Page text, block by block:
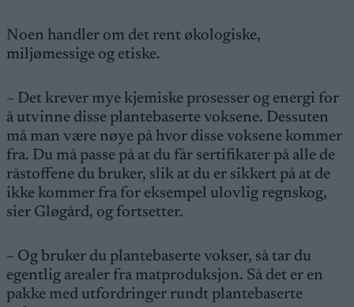
Noen handler om det rent økologiske,
miljømessige og etiske.
– Det krever mye kjemiske prosesser og energi for
å utvinne disse plantebaserte voksene. Dessuten
må man være nøye på hvor disse voksene kommer
fra. Du må passe på at du får sertifikater på alle de
råstoffene du bruker, slik at du er sikkert på at de
ikke kommer fra for eksempel ulovlig regnskog,
sier Gløgård, og fortsetter.
– Og bruker du plantebaserte vokser, så tar du
egentlig arealer fra matproduksjon. Så det er en
pakke med utfordringer rundt plantebaserte